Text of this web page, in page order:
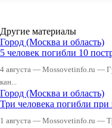
Другие материалы
Город (Москва и область)
5 человек погибли 10
4 августа — Mossovetinfo.ru —
кан...
Город (Москва и область)
Три человека погибли
1 августа — Mossovetinfo.ru —